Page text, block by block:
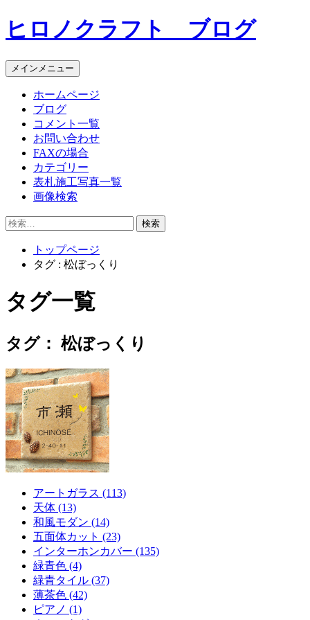
コ
ン
ン
ツ
ヒロノクラフト ブログ
メインメニュー
ホームページ
ブログ
コメント一覧
お問い合わせ
FAXの場合
カテゴリー
表札施工写真一覧
画像検索
検
トップページ
タグ : 松ぼっくり
タグ一覧
タグ： 松ぼっくり
アートガラス (113)
天体 (13)
和風モダン (14)
五面体カット (23)
インターホンカバー (135)
緑青色 (4)
緑青タイル (37)
薄茶色 (42)
ピアノ (1)